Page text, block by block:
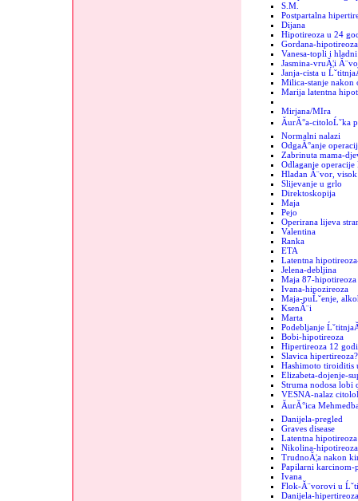
S.M.
Postpartalna
Dijana
Hipotireoza u 24
Gordana-hipotireoza
Vanesa-topli i
Jasmina-vruĂ¦i
Janja-cista u
Milica-stanje nakon
Marija latentna
Mirjana/MIra
ĂurĂ°a-citoloĹˇka
Normalni nalazi
OdgaĂ°anje
Zabrinuta mama-
Odlaganje
Hladan Ă¨vor,
Slijevanje u grlo
Direktoskopija
Maja
Pejo
Operirana lijeva
Valentina
Ranka
ETA
Latentna
Jelena-debljina
Maja 87-hipotireoza
Ivana-hipozireoza
Maja-puĹˇenje,
KsenĂ¨i
Marta
Podebljanje
Bobi-hipotireoza
Hipertireoza 12
Slavica hipertireoza?
Hashimoto tiroiditis
Elizabeta-dojenje-
Struma nodosa lobi
VESNA-nalaz
ĂurĂ°ica
Danijela-pregled
Graves disease
Latentna hipotireoza
Nikolina-hipotireoza
TrudnoĂ¦a nakon
Papilarni karcinom-
Ivana
Flok-Ă¨vorovi u
Danijela-hipertireoza